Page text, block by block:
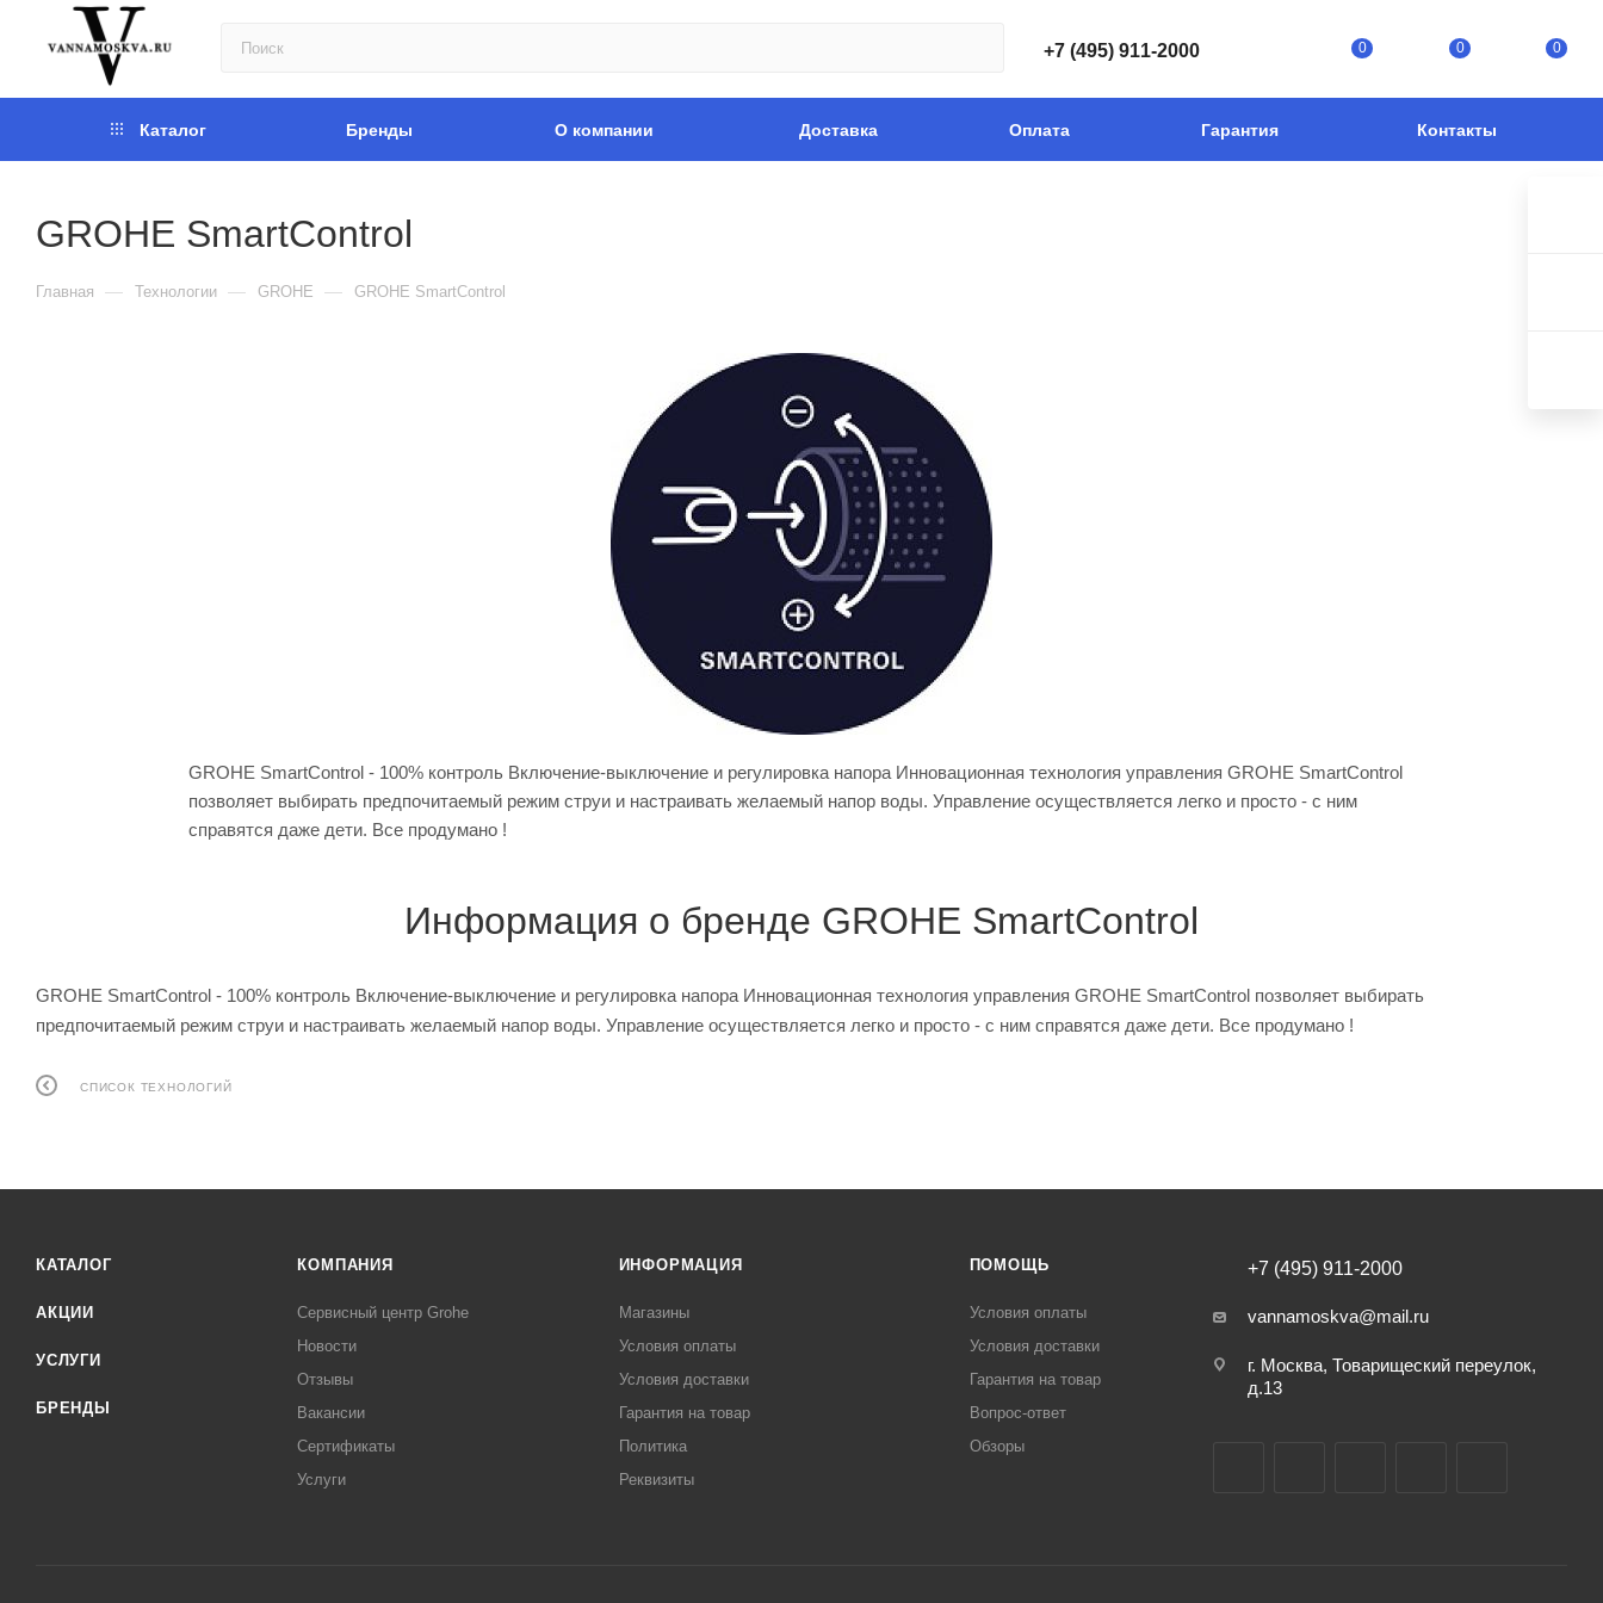
+7 (495) 911-2000 0 0 0
Каталог Бренды О компании Доставка Оплата Гарантия Контакты
GROHE SmartControl
Главная — Технологии — GROHE — GROHE SmartControl
GROHE SmartControl - 100% контроль Включение-выключение и регулировка напора Инновационная технология управления GROHE SmartControl
позволяет выбирать предпочитаемый режим струи и настраивать желаемый напор воды. Управление осуществляется легко и просто - с ним
справятся даже дети. Все продумано !
Информация о бренде GROHE SmartControl
GROHE SmartControl - 100% контроль Включение-выключение и регулировка напора Инновационная технология управления GROHE SmartControl позволяет выбирать
предпочитаемый режим струи и настраивать желаемый напор воды. Управление осуществляется легко и просто - с ним справятся даже дети. Все продумано !
СПИСОК ТЕХНОЛОГИЙ
КАТАЛОГ
АКЦИИ
УСЛУГИ
БРЕНДЫ
КОМПАНИЯ
Сервисный центр Grohe
Новости
Отзывы
Вакансии
Сертификаты
Услуги
ИНФОРМАЦИЯ
Магазины
Условия оплаты
Условия доставки
Гарантия на товар
Политика
Реквизиты
ПОМОЩЬ
Условия оплаты
Условия доставки
Гарантия на товар
Вопрос-ответ
Обзоры
+7 (495) 911-2000
vannamoskva@mail.ru
г. Москва, Товарищеский переулок,
д.13